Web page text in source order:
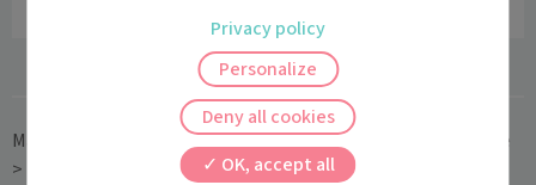
Maiia Médecin généraliste>Île-de-France
Hauts-de-Seine
>
Boulogne-Billancourt>Dr Lionel ANXO
OK, accept all
Deny all cookies
Personalize
Privacy policy